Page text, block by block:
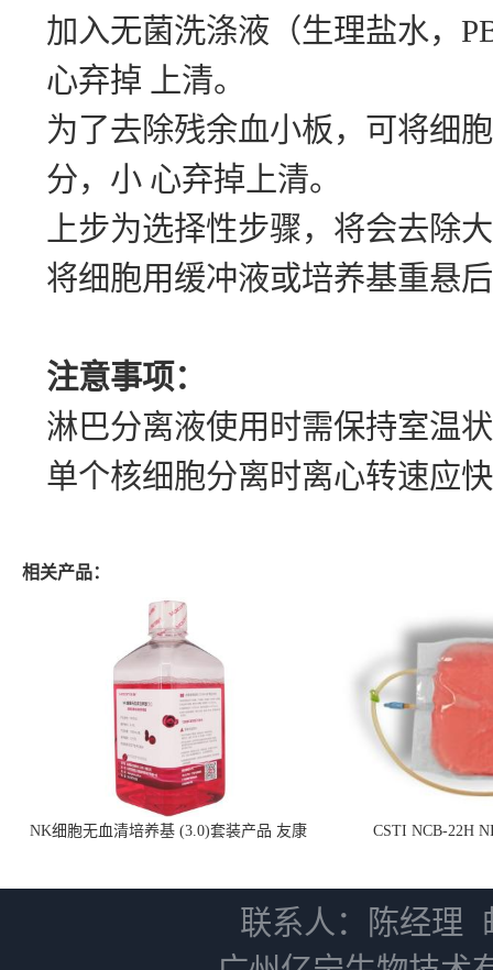
加入无菌洗涤液（生理盐水，
心弃掉 上清。
为了去除残余血小板，可将细
分，小 心弃掉上清。
上步为选择性步骤，将会去除
将细胞用缓冲液或培养基重悬
注意事项：
淋巴分离液使用时需保持室温
单个核细胞分离时离心转速应
相关产品：
NK细胞无血清培养基 (3.0)套装产品 友康
CSTI NCB-22H
联系人：陈经理